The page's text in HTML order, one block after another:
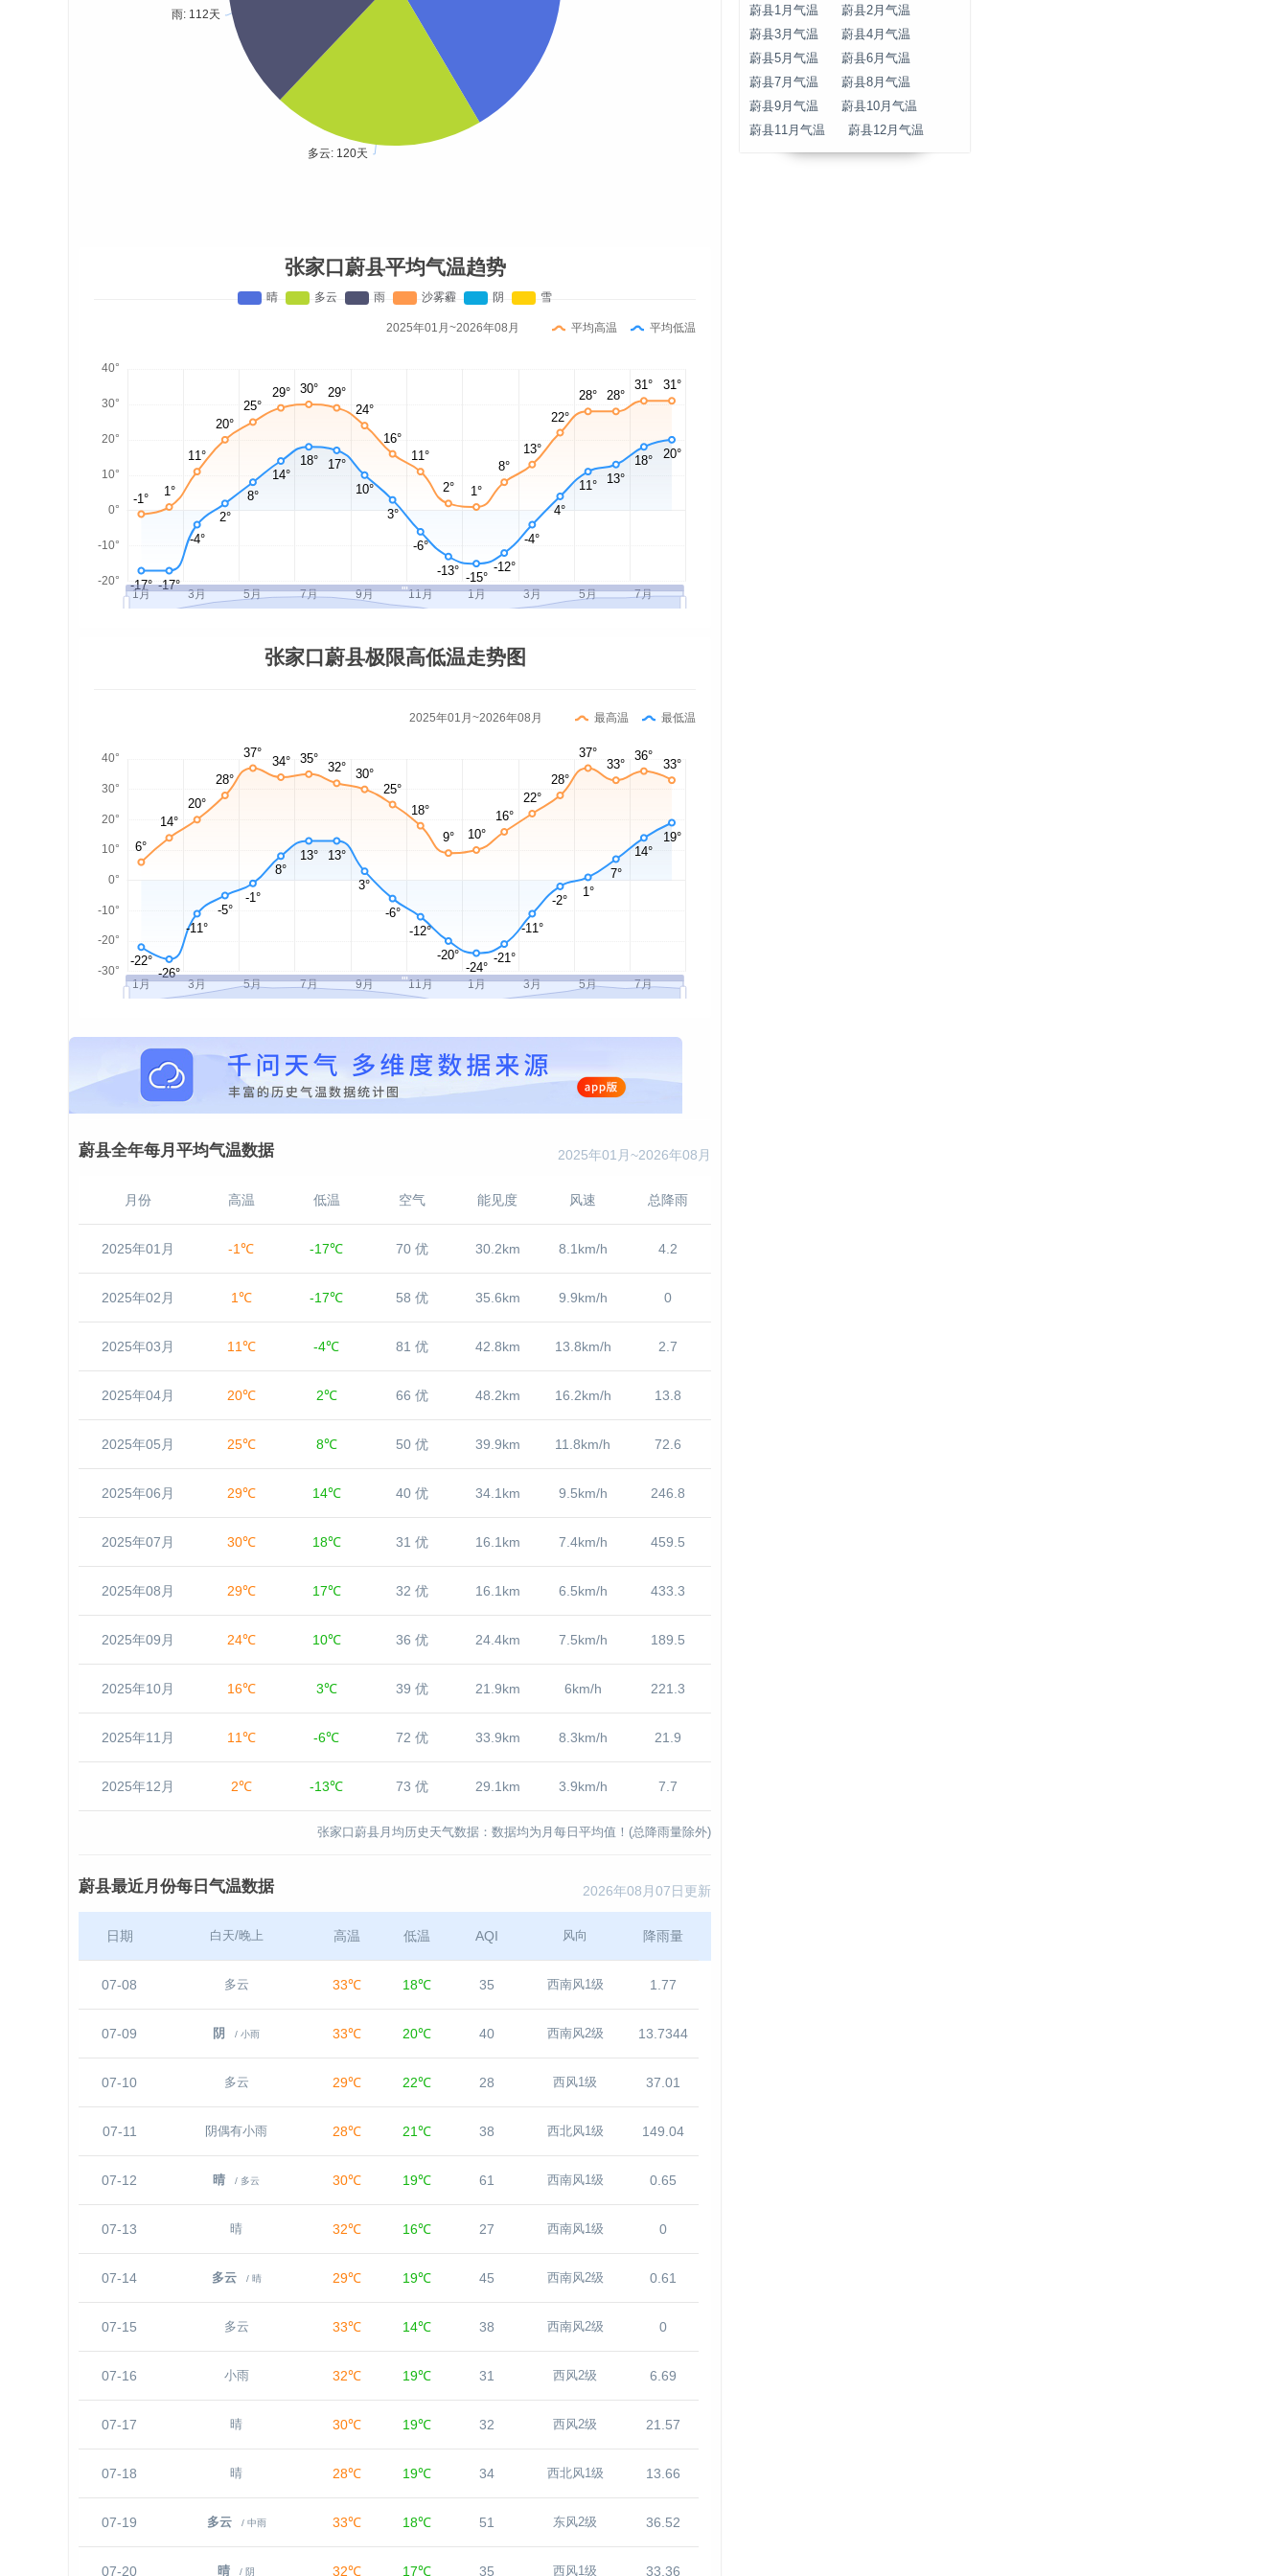
张家口蔚县平均气温趋势
2025年01月~2026年08月 平均高温 平均低温
张家口蔚县极限高低温走势图
2025年01月~2026年08月 最高温 最低温
2025年01月~2026年08月
蔚县全年每月平均气温数据
月份 高温 低温 空气 能见度 风速 总降雨
2025年01月 -1℃ -17℃ 70 优 30.2km 8.1km/h 4.2
2025年02月 1℃ -17℃ 58 优 35.6km 9.9km/h 0
2025年03月 11℃ -4℃ 81 优 42.8km 13.8km/h 2.7
2025年04月 20℃ 2℃ 66 优 48.2km 16.2km/h 13.8
2025年05月 25℃ 8℃ 50 优 39.9km 11.8km/h 72.6
2025年06月 29℃ 14℃ 40 优 34.1km 9.5km/h 246.8
2025年07月 30℃ 18℃ 31 优 16.1km 7.4km/h 459.5
2025年08月 29℃ 17℃ 32 优 16.1km 6.5km/h 433.3
2025年09月 24℃ 10℃ 36 优 24.4km 7.5km/h 189.5
2025年10月 16℃ 3℃ 39 优 21.9km 6km/h 221.3
2025年11月 11℃ -6℃ 72 优 33.9km 8.3km/h 21.9
2025年12月 2℃ -13℃ 73 优 29.1km 3.9km/h 7.7
张家口蔚县月均历史天气数据：数据均为月每日平均值！(总降雨量除外)
2026年08月07日更新
蔚县最近月份每日气温数据
日期 白天/晚上 高温 低温 AQI 风向 降雨量
07-08 多云 33℃ 18℃ 35 西南风1级 1.77
07-09 阴 / 小雨 33℃ 20℃ 40 西南风2级 13.7344
07-10 多云 29℃ 22℃ 28 西风1级 37.01
07-11 阴偶有小雨 28℃ 21℃ 38 西北风1级 149.04
07-12 晴 / 多云 30℃ 19℃ 61 西南风1级 0.65
07-13 晴 32℃ 16℃ 27 西南风1级 0
07-14 多云 / 晴 29℃ 19℃ 45 西南风2级 0.61
07-15 多云 33℃ 14℃ 38 西南风2级 0
07-16 小雨 32℃ 19℃ 31 西风2级 6.69
07-17 晴 30℃ 19℃ 32 西风2级 21.57
07-18 晴 28℃ 19℃ 34 西北风1级 13.66
07-19 多云 / 中雨 33℃ 18℃ 51 东风2级 36.52
07-20 晴 / 阴 32℃ 17℃ 35 西风1级 33.36
蔚县1月气温
蔚县2月气温
蔚县3月气温
蔚县4月气温
蔚县5月气温
蔚县6月气温
蔚县7月气温
蔚县8月气温
蔚县9月气温
蔚县10月气温
蔚县11月气温
蔚县12月气温